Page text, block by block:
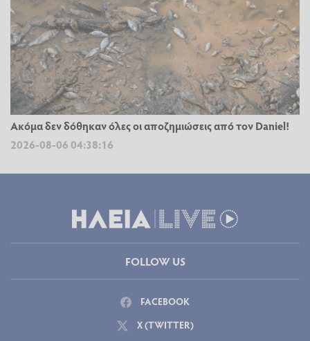
Ακόμα δεν δόθηκαν όλες οι αποζημιώσεις από τον Daniel!
2026-08-06 04:38:16
FOLLOW US
FACEBOOK
X (TWITTER)